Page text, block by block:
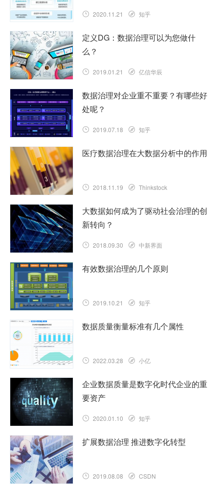
2020.11.21 知乎
定义DG：数据治理可以为您做什
么？
2019.01.21 亿信华辰
数据治理对企业重不重要？有哪些好
处呢？
2019.07.18 知乎
医疗数据治理在大数据分析中的作用
2018.11.19 Thinkstock
大数据如何成为了驱动社会治理的创
新转向？
2018.09.30 中新界面
有效数据治理的几个原则
2019.10.21 知乎
数据质量衡量标准有几个属性
2022.03.28 小亿
企业数据质量是数字化时代企业的重
要资产
2020.01.10 知乎
扩展数据治理 推进数字化转型
2019.08.08 CSDN